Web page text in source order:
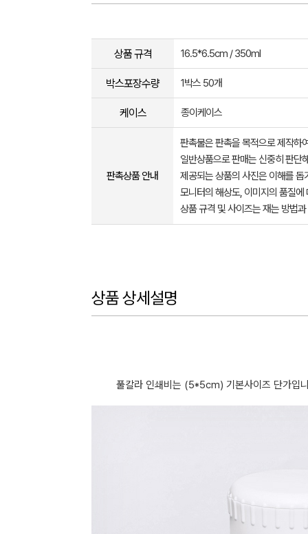
상품 규격 16.5*6.5cm / 350ml
박스포장수량 1박스 50개
케이스 종이케이스
판촉상품 안내
판촉물은 판촉을 목적으로 제작하
일반상품으로 판매는 신중히 판단
제공되는 상품의 사진은 이해를
모니터의 해상도, 이미지의 품질
상품 규격 및 사이즈는 재는 방법
상품 상세설명
풀칼라 인쇄비는 (5*5cm) 기본사이즈 단가입